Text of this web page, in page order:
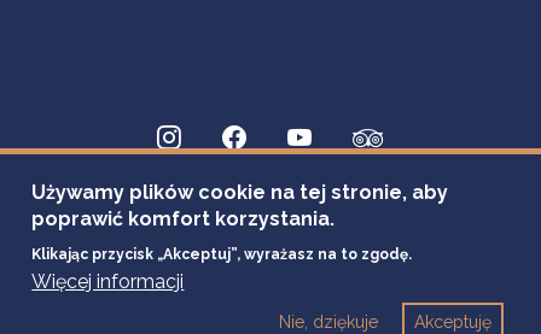
Używamy plików cookie na tej stronie, aby
poprawić komfort korzystania.
Klikając przycisk „Akceptuj”, wyrażasz na to zgodę.
Więcej informacji
Akceptuję
Nie, dziękuje